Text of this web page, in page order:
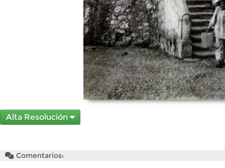
Alta Resolución
Comentarios: